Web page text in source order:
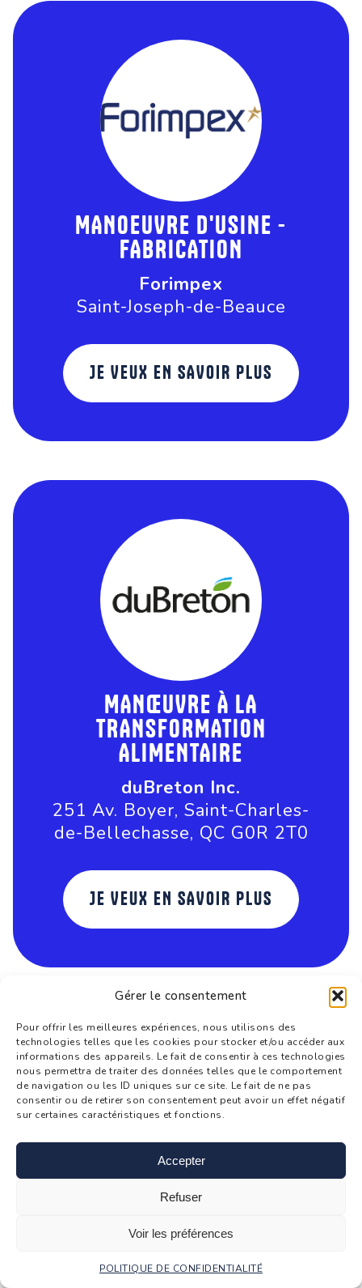
Gérer le consentement
Pour offrir les meilleures expériences, nous utilisons des
technologies telles que les cookies pour stocker et/ou accéder aux
informations des appareils. Le fait de consentir à ces technologies
nous permettra de traiter des données telles que le comportement
de navigation ou les ID uniques sur ce site. Le fait de ne pas
consentir ou de retirer son consentement peut avoir un effet négatif
sur certaines caractéristiques et fonctions.
Accepter
Refuser
Voir les préférences
POLITIQUE DE CONFIDENTIALITÉ
MANOEUVRE D'USINE -
FABRICATION
Forimpex
Saint-Joseph-de-Beauce
JE VEUX EN SAVOIR PLUS
MANŒUVRE À LA
TRANSFORMATION
ALIMENTAIRE
duBreton Inc.
251 Av. Boyer, Saint-Charles-
de-Bellechasse, QC G0R 2T0
JE VEUX EN SAVOIR PLUS
OPÉRATEUR DE MACHINES
duBreton Inc.